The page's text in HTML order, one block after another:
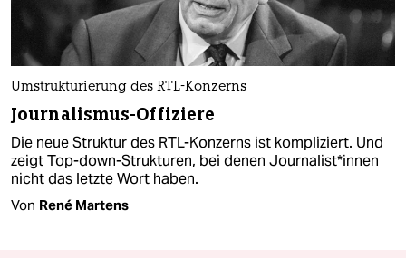
Umstrukturierung des RTL-Konzerns
Journalismus-Offiziere
Die neue Struktur des RTL-Konzerns ist kompliziert. Und
zeigt Top-down-Strukturen, bei denen Jour­na­lis­t*in­nen
nicht das letzte Wort haben.
Von René Martens